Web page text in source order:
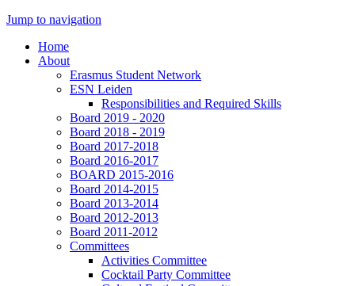
Jump to navigation
Home
About
Erasmus Student Network
ESN Leiden
Responsibilities and Required Skills
Board 2019 - 2020
Board 2018 - 2019
Board 2017-2018
Board 2016-2017
BOARD 2015-2016
Board 2014-2015
Board 2013-2014
Board 2012-2013
Board 2011-2012
Committees
Activities Committee
Cocktail Party Committee